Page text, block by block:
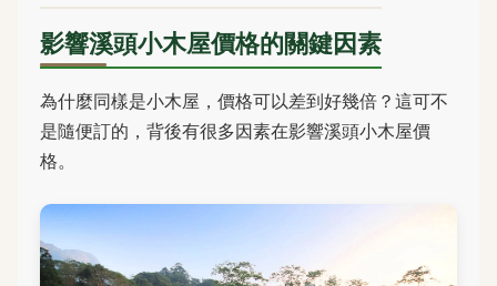
影響溪頭小木屋價格的關鍵因素
為什麼同樣是小木屋，價格可以差到好幾倍？這可不
是隨便訂的，背後有很多因素在影響溪頭小木屋價
格。